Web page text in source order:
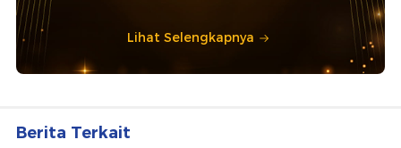
Lihat Selengkapnya
Berita Terkait